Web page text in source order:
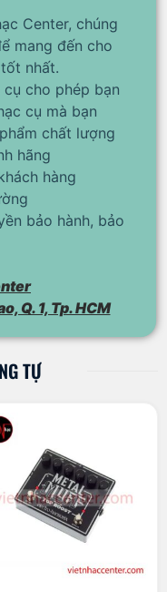
Center, chúng
mang đến cho
nhất.
cho phép bạn
cụ mà bạn
chất lượng
hãng
hàng
bảo hành, bảo
Q. 1, Tp. HCM
TỰ